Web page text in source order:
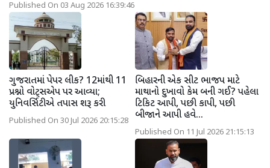
Published On 03 Aug 2026 16:39:46
ગુજરાતમાં પેપર લીક? 12માંથી 11
પ્રશ્નો વોટ્સએપ પર આવ્યા;
યુનિવર્સિટીએ તપાસ શરૂ કરી
Published On 30 Jul 2026 20:15:28
બિહારની એક સીટ ભાજપ માટે
માથાનો દુખાવો કેમ બની ગઈ? પહેલા
ટિકિટ આપી, પછી કાપી, પછી
બીજાને આપી હવે...
Published On 11 Jul 2026 21:15:13